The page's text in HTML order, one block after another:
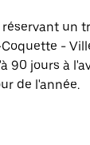
un
-
90 jours à
de l'année.